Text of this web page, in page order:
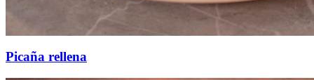
Picaña rellena